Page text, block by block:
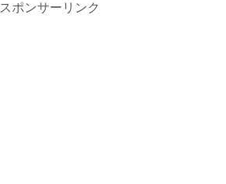
スポンサーリンク